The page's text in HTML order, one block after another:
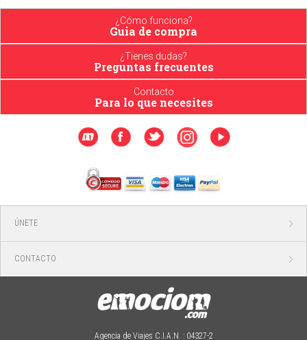
¿Cómo funciona?
Guia de compra
¿Tienes dudas?
Preguntas frecuentes
Contacto
Para lo que necesites
ÚNETE
CONTACTO
Agencia de Viajes C.I.A.N. : 04327-2